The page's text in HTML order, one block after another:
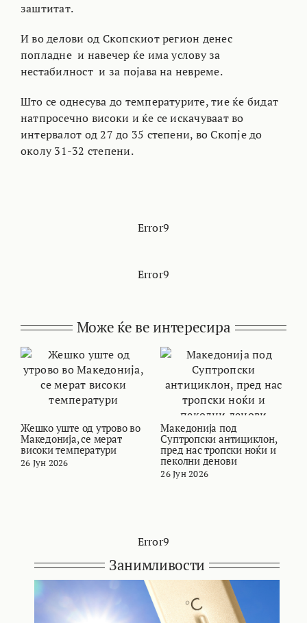
заштитат.
И во делови од Скопскиот регион денес
попладне и навечер ќе има услову за
нестабилност и за појава на невреме.
Што се однесува до температурите, тие ќе бидат
натпросечно високи и ќе се искачуваат во
интервалот од 27 до 35 степени, во Скопје до
околу 31-32 степени.
Error9
Error9
Може ќе ве интересира
Жешко уште од утрово во
Македонија, се мерат
високи температури
26 Јун 2026
Македонија под
Суптропски антициклон,
пред нас тропски ноќи и
пеколни денови
26 Јун 2026
Error9
Занимливости